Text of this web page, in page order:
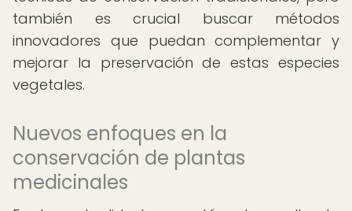
también es crucial buscar métodos
innovadores que puedan complementar y
mejorar la preservación de estas especies
vegetales.
Nuevos enfoques en la
conservación de plantas
medicinales